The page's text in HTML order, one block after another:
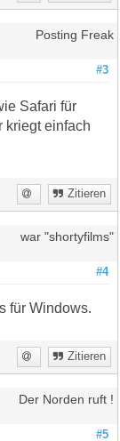
Posting Freak
#3
Safari für
kriegt einfach
Zitieren
war "shortyfilms"
#4
für Windows.
Zitieren
Der Norden ruft !
#5